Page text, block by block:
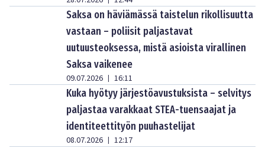
Saksa on häviämässä taistelun rikollisuutta
vastaan – poliisit paljastavat
uutuusteoksessa, mistä asioista virallinen
Saksa vaikenee
09.07.2026 | 16:11
Kuka hyötyy järjestöavustuksista – selvitys
paljastaa varakkaat STEA-tuensaajat ja
identiteettityön puuhastelijat
08.07.2026 | 12:17